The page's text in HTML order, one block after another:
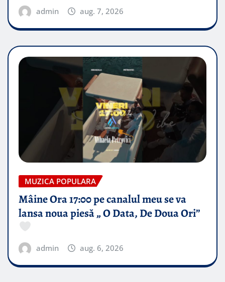
admin aug. 7, 2026
MUZICA POPULARA
Mâine Ora 17:00 pe canalul meu se va
lansa noua piesă „ O Data, De Doua Ori”
admin aug. 6, 2026